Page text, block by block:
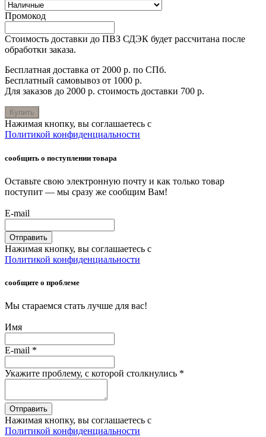
Промокод
Стоимость доставки до ПВЗ СДЭК будет рассчитана после
обработки заказа.
Бесплатная доставка от 2000 р. по СПб.
Бесплатный самовывоз от 1000 р.
Для заказов до 2000 р. стоимость доставки 700 р.
Купить
Нажимая кнопку, вы соглашаетесь с
Политикой конфиденциальности
сообщить о поступлении товара
Оставьте свою электронную почту и как только товар
поступит — мы сразу же сообщим Вам!
E-mail
Отправить
Нажимая кнопку, вы соглашаетесь с
Политикой конфиденциальности
сообщите о проблеме
Мы стараемся стать лучше для вас!
Имя
E-mail *
Укажите проблему, с которой столкнулись *
Отправить
Нажимая кнопку, вы соглашаетесь с
Политикой конфиденциальности